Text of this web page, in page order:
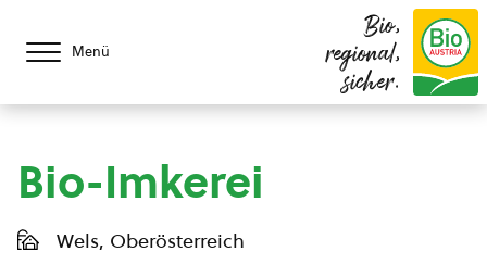
Menü
Bio,
regional,
sicher.
Bio-Imkerei
Wels, Oberösterreich